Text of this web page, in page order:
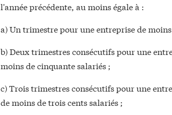
l'année précédente, au moins égale à :
a) Un trimestre pour une entreprise de
b) Deux trimestres consécutifs pour une
moins de cinquante salariés ;
c) Trois trimestres consécutifs pour une
de moins de trois cents salariés ;